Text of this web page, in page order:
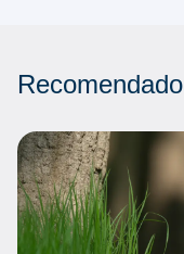
Recomendado